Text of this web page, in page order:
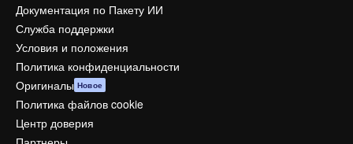
Документация по Пакету ИИ
Служба поддержки
Условия и положения
Политика конфиденциальности
Оригиналы Новое
Политика файлов cookie
Центр доверия